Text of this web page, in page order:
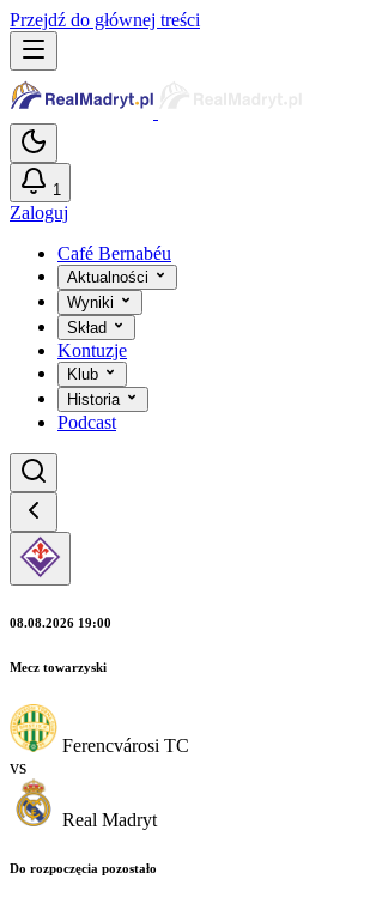
Przejdź do głównej treści
1
Zaloguj
Café Bernabéu
Aktualności
Wyniki
Skład
Kontuzje
Klub
Historia
Podcast
08.08.2026 19:00
Mecz towarzyski
Ferencvárosi TC
vs
Real Madryt
Do rozpoczęcia pozostało